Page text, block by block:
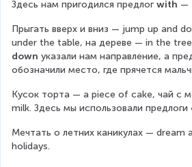
Здесь нам пригодился предлог with —
Прыгать вверх и вниз — jump up and
under the table, на дереве — in the
down указали нам направление, а
обозначили место, где прячется
Кусок торта — a piece of cake, чай с
milk. Здесь мы использовали предлоги
Мечтать о летних каникулах — dream
holidays.